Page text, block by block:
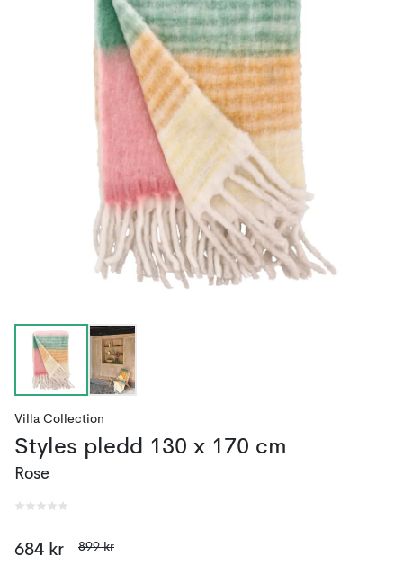
Villa Collection
Styles pledd 130 x 170 cm
Rose
684 kr 899 kr